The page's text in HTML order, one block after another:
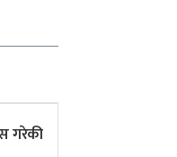
गरेकी